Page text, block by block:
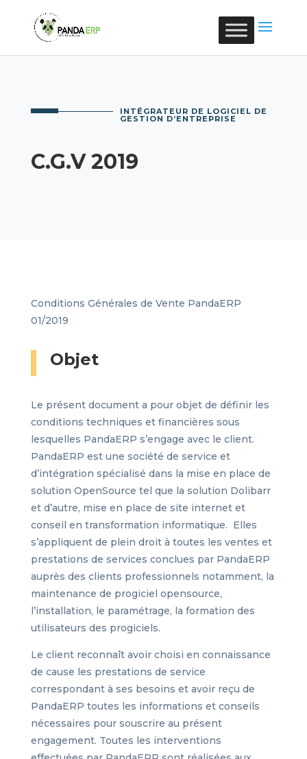
INTÉGRATEUR DE LOGICIEL DE
GESTION D’ENTREPRISE
C.G.V 2019
Conditions Générales de Vente PandaERP
01/2019
Objet
Le présent document a pour objet de définir les
conditions techniques et financières sous
lesquelles PandaERP s’engage avec le client.
PandaERP est une société de service et
d’intégration spécialisé dans la mise en place de
solution OpenSource tel que la solution Dolibarr
et d’autre, mise en place de site internet et
conseil en transformation informatique. Elles
s’appliquent de plein droit à toutes les ventes et
prestations de services conclues par PandaERP
auprès des clients professionnels notamment, la
maintenance de progiciel opensource,
l’installation, le paramétrage, la formation des
utilisateurs des progiciels.
Le client reconnaît avoir choisi en connaissance
de cause les prestations de service
correspondant à ses besoins et avoir reçu de
PandaERP toutes les informations et conseils
nécessaires pour souscrire au présent
engagement. Toutes les interventions